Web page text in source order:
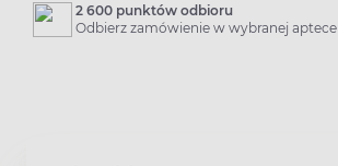
2 600 punktów odbioru
Odbierz zamówienie w wybranej aptece